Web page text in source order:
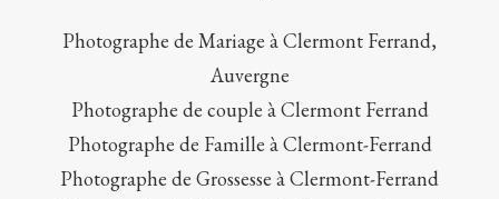
Photographe de Mariage à Clermont Ferrand,
Auvergne
Photographe de couple à Clermont Ferrand
Photographe de Famille à Clermont-Ferrand
Photographe de Grossesse à Clermont-Ferrand